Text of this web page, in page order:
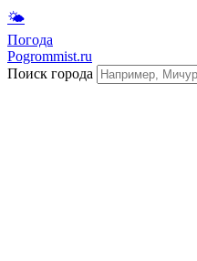
🌤
Погода
Pogrommist.ru
Поиск города